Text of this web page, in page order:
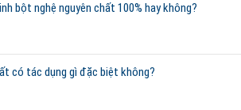
bột nghệ nguyên chất 100% hay không?
có tác dụng gì đặc biệt không?